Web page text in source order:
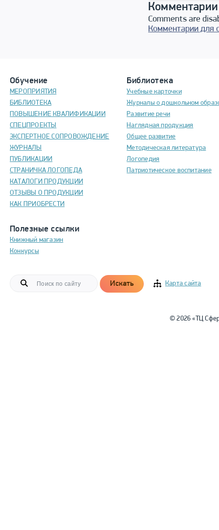
Comments are
Комментарии для
Обучение
МЕРОПРИЯТИЯ
БИБЛИОТЕКА
ПОВЫШЕНИЕ КВАЛИФИКАЦИИ
СПЕЦПРОЕКТЫ
ЭКСПЕРТНОЕ СОПРОВОЖДЕНИЕ
ЖУРНАЛЫ
ПУБЛИКАЦИИ
СТРАНИЧКА ЛОГОПЕДА
КАТАЛОГИ ПРОДУКЦИИ
ОТЗЫВЫ О ПРОДУКЦИИ
КАК ПРИОБРЕСТИ
Полезные ссылки
Книжный магазин
Конкурсы
Библиотека
Учебные карточки
Журналы о дошкольном
Развитие речи
Наглядная продукция
Общее развитие
Методическая литература
Логопедия
Патриотическое воспитание
Искать Карта сайта
© 2026 «ТЦ